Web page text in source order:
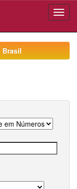
Brasil